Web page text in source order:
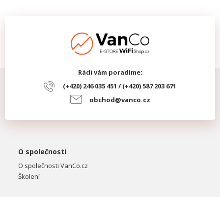
Rádi vám poradíme:
(+420) 246 035 451 / (+420) 587 203 671
obchod@vanco.cz
O společnosti
O společnosti VanCo.cz
Školení